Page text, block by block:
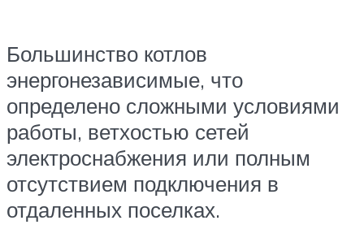
Большинство котлов
энергонезависимые, что
определено сложными условиями
работы, ветхостью сетей
электроснабжения или полным
отсутствием подключения в
отдаленных поселках.